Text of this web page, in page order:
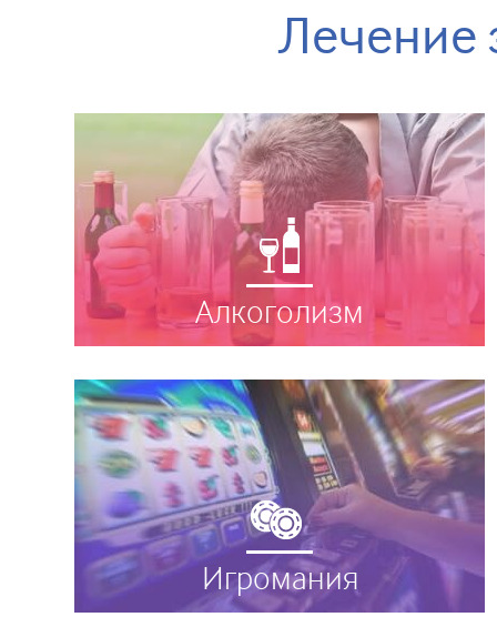
Лечение
Алкоголизм
Игромания